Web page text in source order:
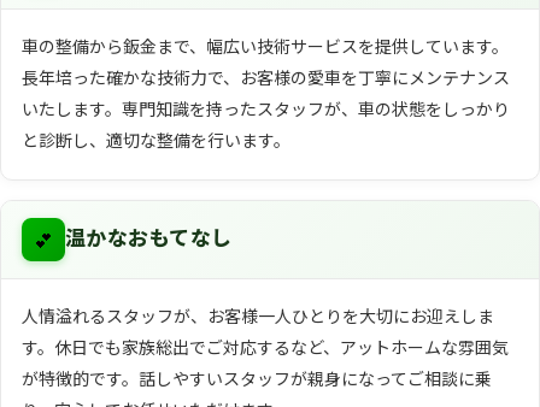
車の整備から鈑金まで、幅広い技術サービスを提供しています。
長年培った確かな技術力で、お客様の愛車を丁寧にメンテナンス
いたします。専門知識を持ったスタッフが、車の状態をしっかり
と診断し、適切な整備を行います。
💕 温かなおもてなし
人情溢れるスタッフが、お客様一人ひとりを大切にお迎えしま
す。休日でも家族総出でご対応するなど、アットホームな雰囲気
が特徴的です。話しやすいスタッフが親身になってご相談に乗